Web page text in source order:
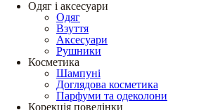
Одяг і аксесуари
Одяг
Взуття
Аксесуари
Рушники
Косметика
Шампуні
Доглядова косметика
Парфуми та одеколони
Корекція поведінки